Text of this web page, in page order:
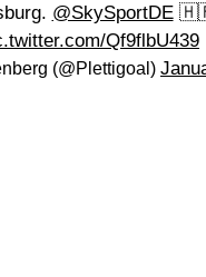
@SkySportDE
Qf9flbU439
(@Plettigoal)